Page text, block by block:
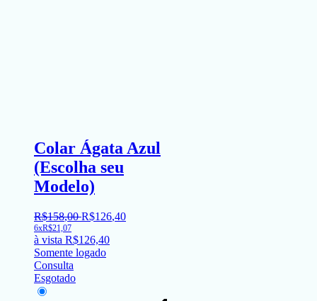
Colar Ágata Azul
(Escolha seu
Modelo)
R$158,00 R$126,40
6xR$21,07
à vista R$126,40
Somente logado
Consulta
Esgotado